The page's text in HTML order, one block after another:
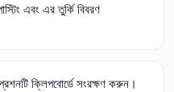
এবং এর তুর্কি বিবরণ
ক্লিপবোর্ডে সংরক্ষণ করুন।